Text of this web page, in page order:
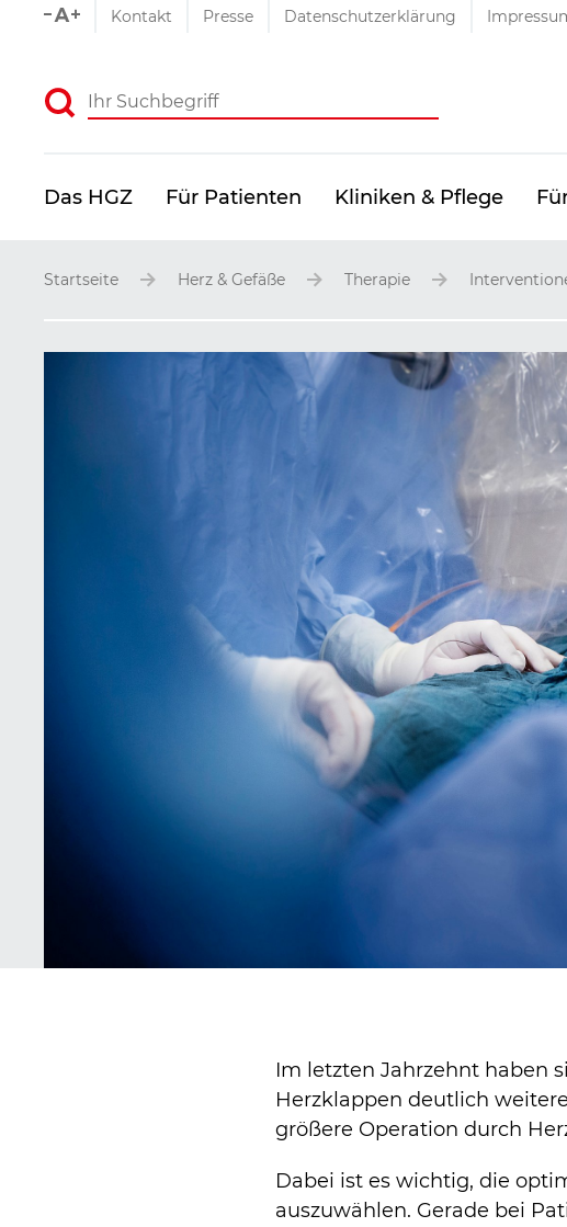
Schriftgrößen-Einstellung
Kontakt Presse Datenschutzerklärung
Absenden
Das HGZ Für Patienten Kliniken & Pflege
Startseite Herz & Gefäße Therapie
Im letzten Jahrzehnt haben
Herzklappen deutlich
größere Operation durch
Dabei ist es wichtig, die
auszuwählen. Gerade bei